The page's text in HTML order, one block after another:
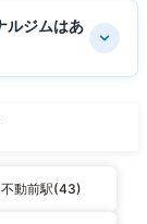
ルジムはあ
不動前駅(43)